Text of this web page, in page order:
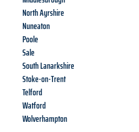
North Ayrshire
Nuneaton
Poole
Sale
South Lanarkshire
Stoke-on-Trent
Telford
Watford
Wolverhampton